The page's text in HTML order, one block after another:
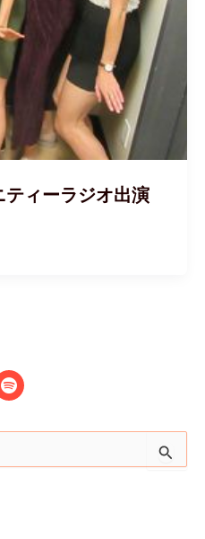
ティーラジオ出演